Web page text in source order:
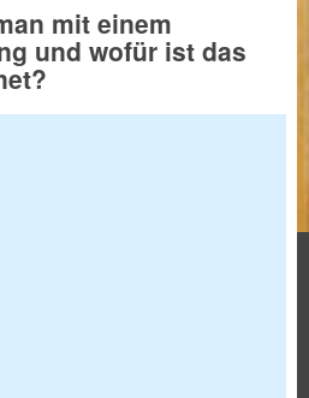
mit einem
und wofür ist das